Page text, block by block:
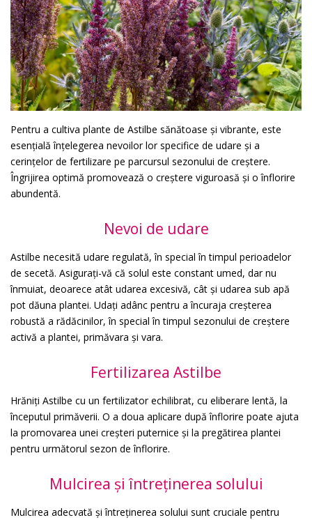
Pentru a cultiva plante de Astilbe sănătoase și vibrante, este
esențială înțelegerea nevoilor lor specifice de udare și a
cerințelor de fertilizare pe parcursul sezonului de creștere.
Îngrijirea optimă promovează o creștere viguroasă și o înflorire
abundentă.
Nevoi de udare
Astilbe necesită udare regulată, în special în timpul perioadelor
de secetă. Asigurați-vă că solul este constant umed, dar nu
înmuiat, deoarece atât udarea excesivă, cât și udarea sub apă
pot dăuna plantei. Udați adânc pentru a încuraja creșterea
robustă a rădăcinilor, în special în timpul sezonului de creștere
activă a plantei, primăvara și vara.
Fertilizarea Astilbe
Hrăniți Astilbe cu un fertilizator echilibrat, cu eliberare lentă, la
începutul primăverii. O a doua aplicare după înflorire poate ajuta
la promovarea unei creșteri puternice și la pregătirea plantei
pentru următorul sezon de înflorire.
Mulcirea și întreținerea solului
Mulcirea adecvată și întreținerea solului sunt cruciale pentru